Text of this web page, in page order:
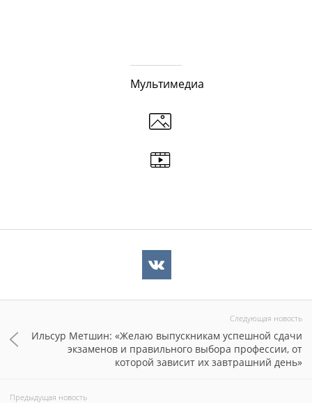
Мультимедиа
Следующая новость
Ильсур Метшин: «Желаю выпускникам успешной сдачи
экзаменов и правильного выбора профессии, от
которой зависит их завтрашний день»
Предыдущая новость